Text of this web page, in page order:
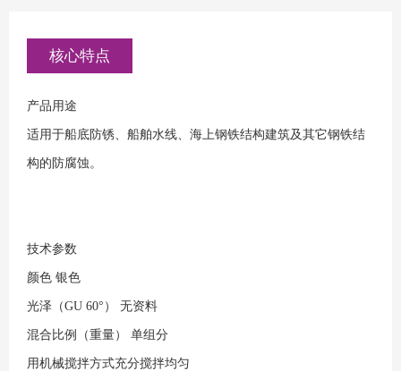
核心特点
产品用途
适用于船底防锈、船舶水线、海上钢铁结构建筑及其它钢铁结
构的防腐蚀。
技术参数
颜色 银色
光泽（GU 60°） 无资料
混合比例（重量） 单组分
用机械搅拌方式充分搅拌均匀